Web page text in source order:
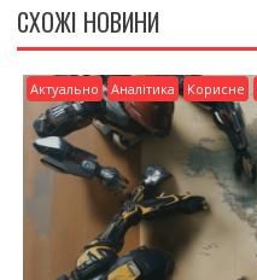
СХОЖІ НОВИНИ
Актуально Аналітика Корисне